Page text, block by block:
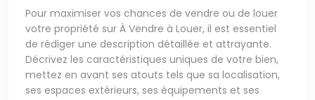
Pour maximiser vos chances de vendre ou de louer
votre propriété sur À Vendre à Louer, il est essentiel
de rédiger une description détaillée et attrayante.
Décrivez les caractéristiques uniques de votre bien,
mettez en avant ses atouts tels que sa localisation,
ses espaces extérieurs, ses équipements et ses